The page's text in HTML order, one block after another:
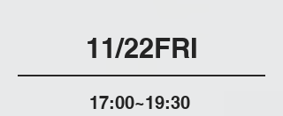
11/22FRI
17:00~19:30